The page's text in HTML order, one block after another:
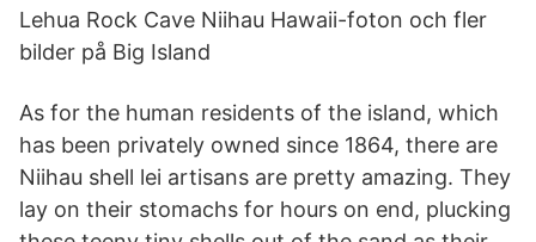
Lehua Rock Cave Niihau Hawaii-foton och fler
bilder på Big Island
As for the human residents of the island, which
has been privately owned since 1864, there are
Niihau shell lei artisans are pretty amazing. They
lay on their stomachs for hours on end, plucking